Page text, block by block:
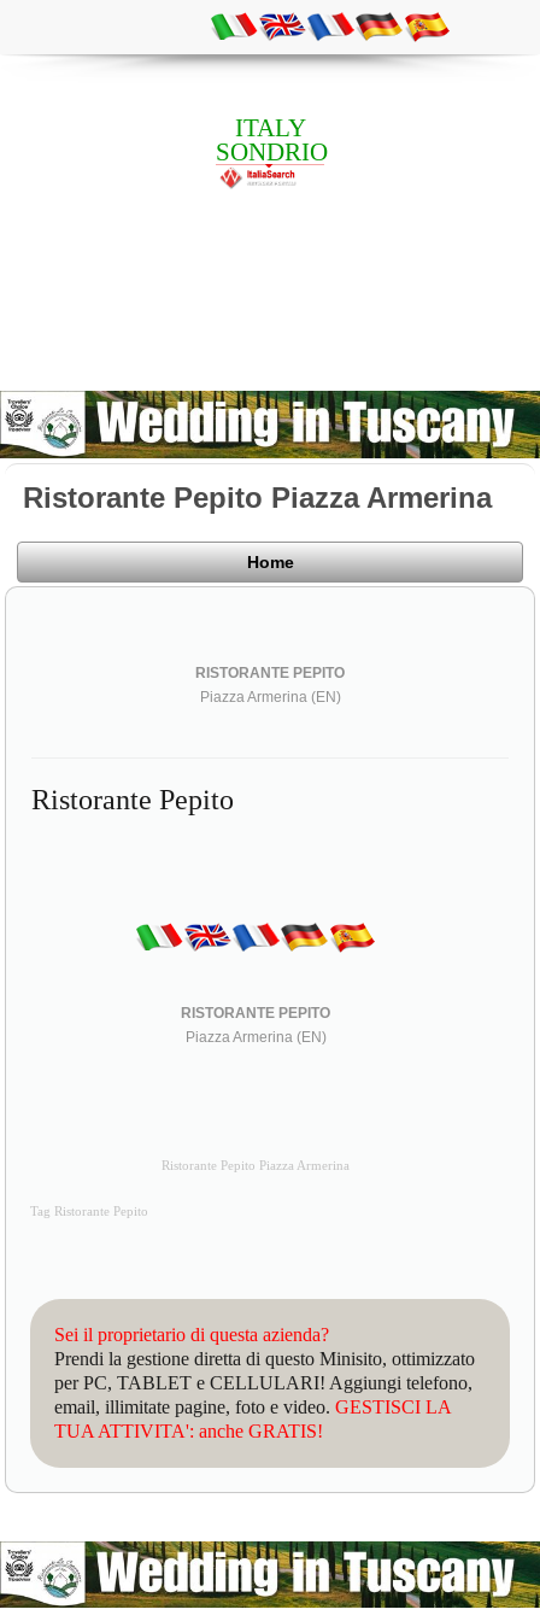
ITALY
SONDRIO
Ristorante Pepito Piazza Armerina
Home
RISTORANTE PEPITO
Piazza Armerina (EN)
Ristorante Pepito
RISTORANTE PEPITO
Piazza Armerina (EN)
Ristorante Pepito Piazza Armerina
Tag Ristorante Pepito
Sei il proprietario di questa azienda?
Prendi la gestione diretta di questo Minisito, ottimizzato
per PC, TABLET e CELLULARI! Aggiungi telefono,
email, illimitate pagine, foto e video.GESTISCI LA
TUA ATTIVITA': anche GRATIS!